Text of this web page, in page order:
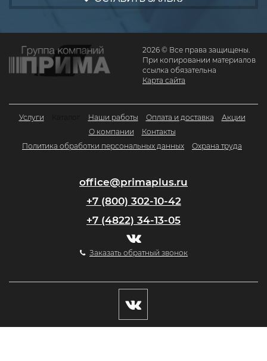
2026 © Все права защищены.
При копировании материалов
ссылка обязательна
Карта сайта
Услуги Наши работы Оплата и доставка
Акции
О компании
Контакты
Политика обработки персональных данных
Охрана труда
office@primaplus.ru
+7 (800) 302-10-42
+7 (4822) 34-13-05
Заказать обратный звонок